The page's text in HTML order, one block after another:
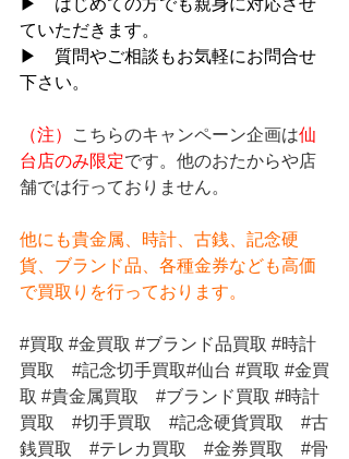
▶　はじめての方でも親身に対応させ
ていただきます。
▶　質問やご相談もお気軽にお問合せ
下さい。
（注） こちらのキャンペーン企画は仙
台店のみ限定です。他のおたからや店
舗では行っておりません。
他にも貴金属、時計、古銭、記念硬
貨、ブランド品、各種金券なども高価
で買取りを行っております。
#買取 #金買取 #ブランド品買取 #時計
買取
#記念切手買取#仙台 #買取 #金買
取 #貴金属買取 #ブランド買取 #時計
買取
#切手買取 #記念硬貨買取
#古
銭買取
#テレカ買取 #金券買取
#骨